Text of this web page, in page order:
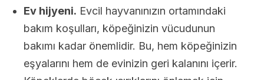
Ev hijyeni. Evcil hayvanınızın ortamındaki
bakım koşulları, köpeğinizin vücudunun
bakımı kadar önemlidir. Bu, hem köpeğinizin
eşyalarını hem de evinizin geri kalanını içerir.